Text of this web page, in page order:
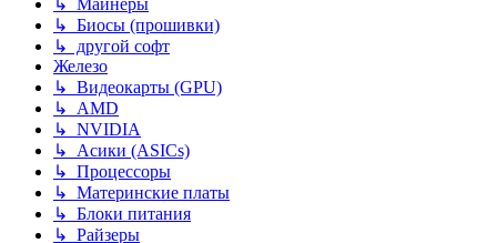
↳ Майнеры
↳ Биосы (прошивки)
↳ другой софт
Железо
↳ Видеокарты (GPU)
↳ AMD
↳ NVIDIA
↳ Асики (ASICs)
↳ Процессоры
↳ Материнские платы
↳ Блоки питания
↳ Райзеры